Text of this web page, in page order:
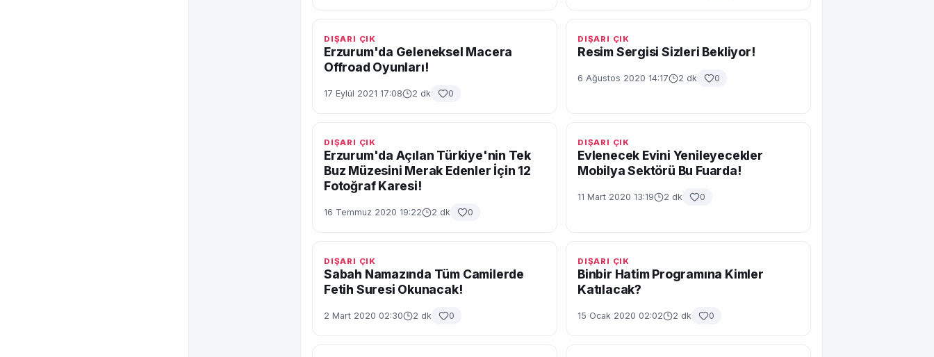
DIŞARI ÇIK
Erzurum'da Geleneksel Macera
Offroad Oyunları!
17 Eylül 2021 17:08 2 dk 0
DIŞARI ÇIK
Resim Sergisi Sizleri Bekliyor!
6 Ağustos 2020 14:17 2 dk 0
DIŞARI ÇIK
Erzurum'da Açılan Türkiye'nin Tek
Buz Müzesini Merak Edenler İçin 12
Fotoğraf Karesi!
16 Temmuz 2020 19:22 2 dk 0
DIŞARI ÇIK
Evlenecek Evini Yenileyecekler
Mobilya Sektörü Bu Fuarda!
11 Mart 2020 13:19 2 dk 0
DIŞARI ÇIK
Sabah Namazında Tüm Camilerde
Fetih Suresi Okunacak!
2 Mart 2020 02:30 2 dk 0
DIŞARI ÇIK
Binbir Hatim Programına Kimler
Katılacak?
15 Ocak 2020 02:02 2 dk 0